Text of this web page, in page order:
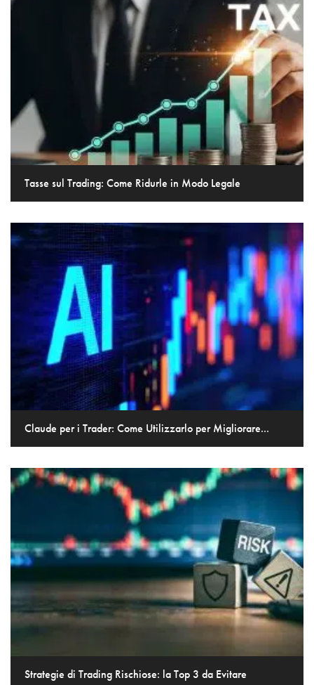
Tasse sul Trading: Come Ridurle in Modo Legale
Claude per i Trader: Come Utilizzarlo per Migliorare...
Strategie di Trading Rischiose: la Top 3 da Evitare